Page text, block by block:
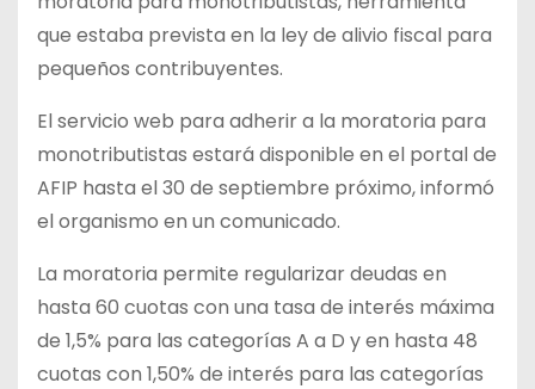
que estaba prevista en la ley de alivio fiscal para
pequeños contribuyentes.
El servicio web para adherir a la moratoria para
monotributistas estará disponible en el portal de
AFIP hasta el 30 de septiembre próximo, informó
el organismo en un comunicado.
La moratoria permite regularizar deudas en
hasta 60 cuotas con una tasa de interés máxima
de 1,5% para las categorías A a D y en hasta 48
cuotas con 1,50% de interés para las categorías